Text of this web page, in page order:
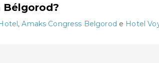
Bélgorod?
,Amaks Congress Belgorod e Hotel